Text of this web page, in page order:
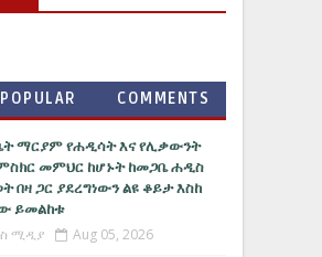
POPULAR COMMENTS
ማርያም የሐዲሳት እና የሊቃውንት
መምህር ከሆኑት ከመጋቤ ሐዲስ
በዛ ጋር ያደረግነውን ልዩ ቆይታ እስከ
ይመልከቱ
ሚዲያ Aug 05, 2026